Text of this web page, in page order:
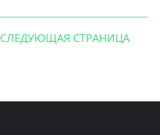
СЛЕДУЮЩАЯ СТРАНИЦА